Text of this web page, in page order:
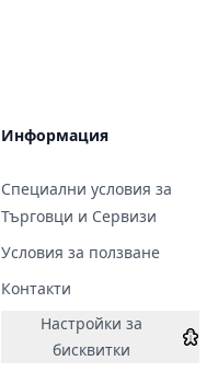
Информация
Специални условия за
Търговци и Сервизи
Условия за ползване
Контакти
Настройки за
бисквитки